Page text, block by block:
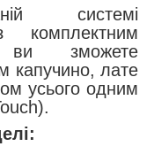
системі
комплектним
ви зможете
капучино, лате
усього одним